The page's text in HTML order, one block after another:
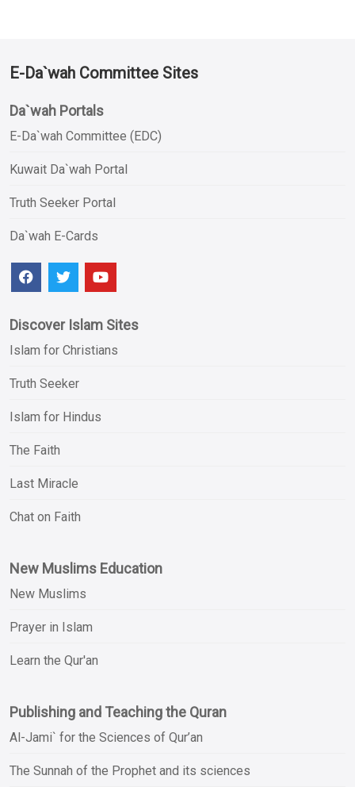
E-Da`wah Committee Sites
Da`wah Portals
E-Da`wah Committee (EDC)
Kuwait Da`wah Portal
Truth Seeker Portal
Da`wah E-Cards
Discover Islam Sites
Islam for Christians
Truth Seeker
Islam for Hindus
The Faith
Last Miracle
Chat on Faith
New Muslims Education
New Muslims
Prayer in Islam
Learn the Qur'an
Publishing and Teaching the Quran
Al-Jami` for the Sciences of Qur’an
The Sunnah of the Prophet and its sciences